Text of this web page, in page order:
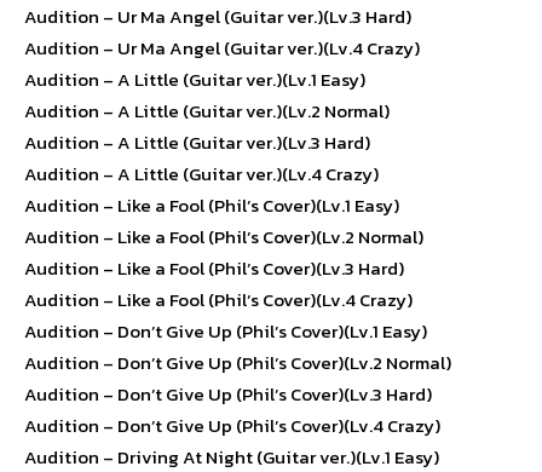
Audition – Ur Ma Angel (Guitar ver.)(Lv.3 Hard)
Audition – Ur Ma Angel (Guitar ver.)(Lv.4 Crazy)
Audition – A Little (Guitar ver.)(Lv.1 Easy)
Audition – A Little (Guitar ver.)(Lv.2 Normal)
Audition – A Little (Guitar ver.)(Lv.3 Hard)
Audition – A Little (Guitar ver.)(Lv.4 Crazy)
Audition – Like a Fool (Phil’s Cover)(Lv.1 Easy)
Audition – Like a Fool (Phil’s Cover)(Lv.2 Normal)
Audition – Like a Fool (Phil’s Cover)(Lv.3 Hard)
Audition – Like a Fool (Phil’s Cover)(Lv.4 Crazy)
Audition – Don’t Give Up (Phil’s Cover)(Lv.1 Easy)
Audition – Don’t Give Up (Phil’s Cover)(Lv.2 Normal)
Audition – Don’t Give Up (Phil’s Cover)(Lv.3 Hard)
Audition – Don’t Give Up (Phil’s Cover)(Lv.4 Crazy)
Audition – Driving At Night (Guitar ver.)(Lv.1 Easy)